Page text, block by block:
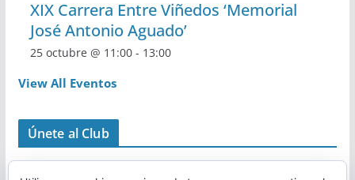
XIX Carrera Entre Viñedos ‘Memorial
José Antonio Aguado’
25 octubre @ 11:00- 13:00
View All Eventos
Únete al Club